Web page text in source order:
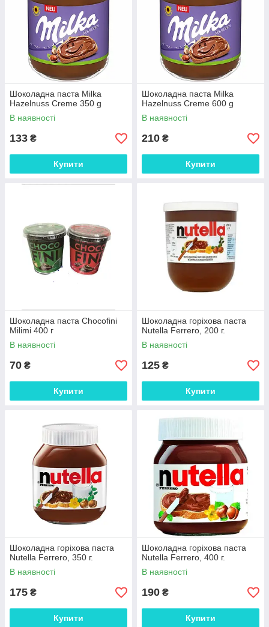
Шоколадна паста Milka
Hazelnuss Creme 350 g
В наявності
133 ₴
Купити
Шоколадна паста Milka
Hazelnuss Creme 600 g
В наявності
210 ₴
Купити
Шоколадна паста Chocofini
Milimi 400 г
В наявності
70 ₴
Купити
Шоколадна горіхова паста
Nutella Ferrero, 200 г.
В наявності
125 ₴
Купити
Шоколадна горіхова паста
Nutella Ferrero, 350 г.
В наявності
175 ₴
Купити
Шоколадна горіхова паста
Nutella Ferrero, 400 г.
В наявності
190 ₴
Купити